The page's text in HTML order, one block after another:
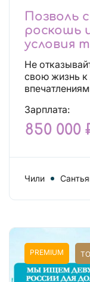
Позволь
роскошь
условия
условия
Не
свою жизнь к
Зарплата:
850 000
Чили
PREMIUM